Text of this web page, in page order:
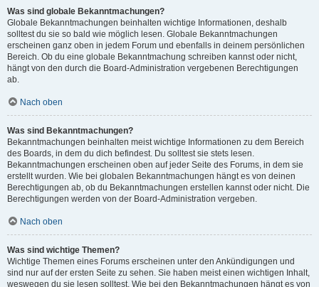
Was sind globale Bekanntmachungen?
Globale Bekanntmachungen beinhalten wichtige Informationen, deshalb
solltest du sie so bald wie möglich lesen. Globale Bekanntmachungen
erscheinen ganz oben in jedem Forum und ebenfalls in deinem persönlichen
Bereich. Ob du eine globale Bekanntmachung schreiben kannst oder nicht,
hängt von den durch die Board-Administration vergebenen Berechtigungen
ab.
Nach oben
Was sind Bekanntmachungen?
Bekanntmachungen beinhalten meist wichtige Informationen zu dem Bereich
des Boards, in dem du dich befindest. Du solltest sie stets lesen.
Bekanntmachungen erscheinen oben auf jeder Seite des Forums, in dem sie
erstellt wurden. Wie bei globalen Bekanntmachungen hängt es von deinen
Berechtigungen ab, ob du Bekanntmachungen erstellen kannst oder nicht. Die
Berechtigungen werden von der Board-Administration vergeben.
Nach oben
Was sind wichtige Themen?
Wichtige Themen eines Forums erscheinen unter den Ankündigungen und
sind nur auf der ersten Seite zu sehen. Sie haben meist einen wichtigen Inhalt,
weswegen du sie lesen solltest. Wie bei den Bekanntmachungen hängt es von